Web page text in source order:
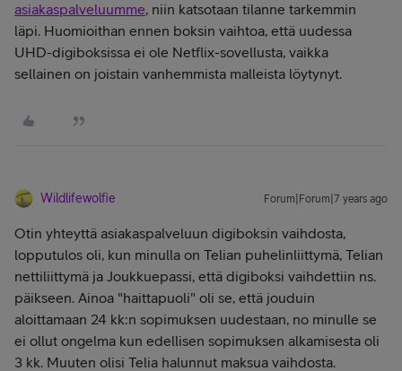
asiakaspalveluumme, niin katsotaan tilanne tarkemmin
läpi. Huomioithan ennen boksin vaihtoa, että uudessa
UHD-digiboksissa ei ole Netflix-sovellusta, vaikka
sellainen on joistain vanhemmista malleista löytynyt.
Wildlifewolfie Forum|Forum|7 years ago
Otin yhteyttä asiakaspalveluun digiboksin vaihdosta,
lopputulos oli, kun minulla on Telian puhelinliittymä, Telian
nettiliittymä ja Joukkuepassi, että digiboksi vaihdettiin ns.
päikseen. Ainoa "haittapuoli" oli se, että jouduin
aloittamaan 24 kk:n sopimuksen uudestaan, no minulle se
ei ollut ongelma kun edellisen sopimuksen alkamisesta oli
3 kk. Muuten olisi Telia halunnut maksua vaihdosta.